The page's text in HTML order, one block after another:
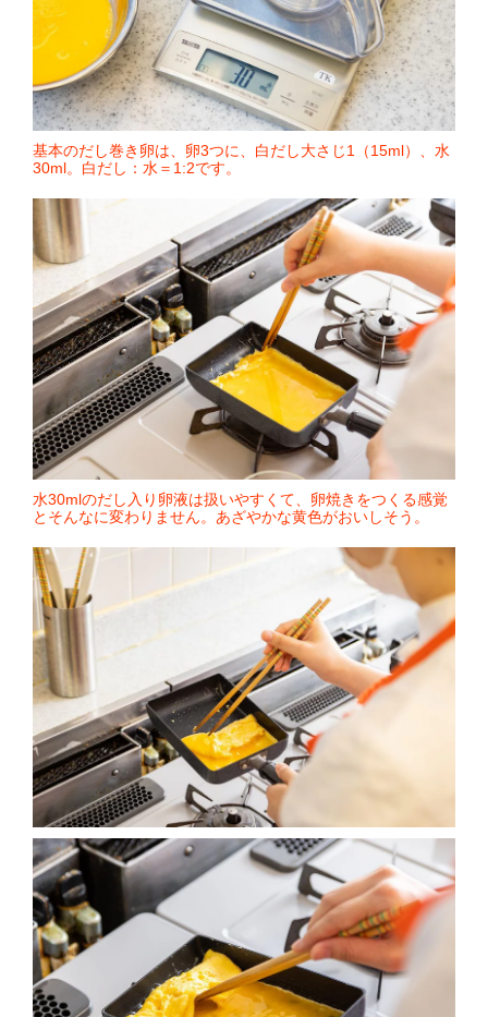
基本のだし巻き卵は、卵3つに、白だし大さじ1（15ml）、水
30ml。白だし：水＝1:2です。
水30mlのだし入り卵液は扱いやすくて、卵焼きをつくる感覚
とそんなに変わりません。あざやかな黄色がおいしそう。